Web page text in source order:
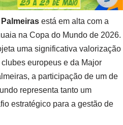
está em alta com a
na Copa do Mundo de 2026.
uma significativa valorização
europeus e da Major
a participação de um de
representa tanto um
estratégico para a gestão de